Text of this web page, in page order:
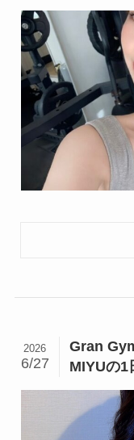
Gran
MIYUの1
2026
6/27